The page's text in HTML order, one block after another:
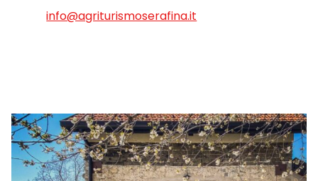
info@agriturismoserafina.it